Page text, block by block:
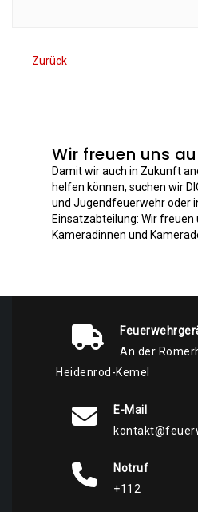
Zurück
Wir freuen uns
Damit wir auch in Zukunft
helfen können, suchen wir
und Jugendfeuerwehr oder
Einsatzabteilung: Wir
Kameradinnen und
An der
Heidenrod-Kemel
E-Mail
Notruf
+112